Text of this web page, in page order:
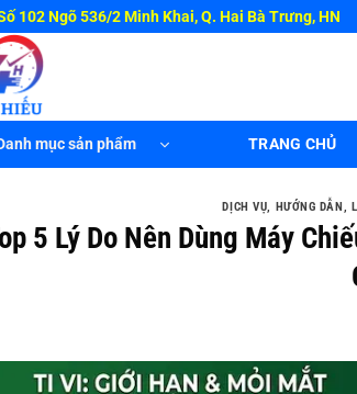
102 Ngõ 536/2 Minh Khai, Q. Hai Bà Trưng, HN
mục sản phẩm TRANG CHỦ
DỊCH VỤ, HƯỚNG DẪN,
5 Lý Do Nên Dùng Máy